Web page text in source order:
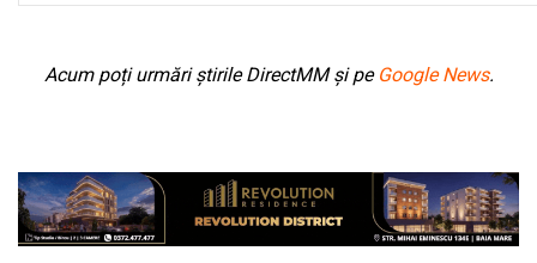
Acum poți urmări știrile DirectMM și pe Google News.